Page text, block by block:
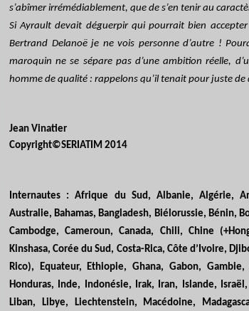
s’abîmer irrémédiablement, que de s’en tenir au
Si Ayrault devait déguerpir qui pourrait bien
Bertrand Delanoë je ne vois personne d’autre !
maroquin ne se sépare pas d’une ambition réelle,
homme de qualité : rappelons qu’il tenait pour juste
Jean Vinatier
Copyright©SERIATIM 2014
Internautes : Afrique du Sud, Albanie, Algérie,
Australie, Bahamas, Bangladesh, Biélorussie, Bénin,
Cambodge, Cameroun, Canada, Chili, Chine
Kinshasa, Corée du Sud, Costa-Rica, Côte d’Ivoire,
Rico), Equateur, Ethiopie, Ghana, Gabon,
Honduras, Inde, Indonésie, Irak, Iran, Islande,
Liban, Libye, Liechtenstein, Macédoine,